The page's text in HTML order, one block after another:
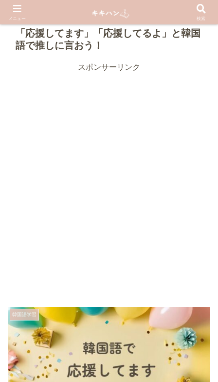
PR
「応援してます」「応援してるよ」と韓国
語で推しに言おう！
スポンサーリンク
韓国語学習
メニュー 検索